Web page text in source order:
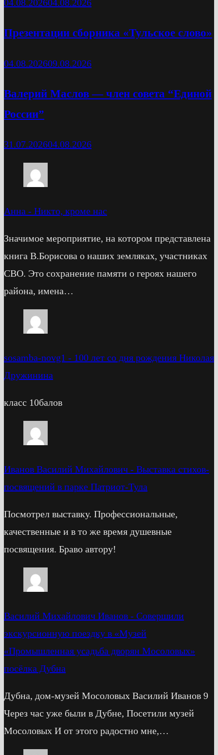
04.08.202604.08.2026
Презентации сборника «Тульское слово»
04.08.202609.08.2026
Валерий Маслов — член совета “Единой
России”
31.07.202604.08.2026
Анна - Никто, кроме нас
Значимое мероприятие, на котором представлена
книга В.Борисова о наших земляках, участниках
СВО. Это сохранение памяти о героях нашего
района, имена…
sosamba-novg1 - 100 лет со дня рождения Николая
Дружинина
класс 10балов
Иванов Василий Михайлович - Выставка стихов-
посвящений в парке Патриот-Тула
Посмотрел выставку. Профессиональные,
качественные и в то же время душевные
посвящения. Браво автору!
Василий Михайлович Иванов - Cовершили
экскурсионную поездку в «Музей
«Промышленная усадьба дворян Мосоловых»
посёлка Дубна
Дубна, дом-музей Мосоловых Василий Иванов 9
Через час уже были в Дубне, Посетили музей
Мосоловых И от этого радостно мне,…